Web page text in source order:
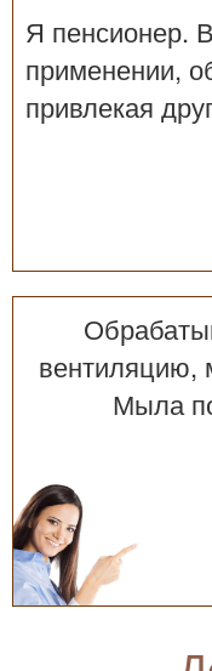
Я пенсионер.
применении,
привлекая
вентиляцию,
Мыла